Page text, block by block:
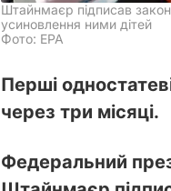
Штайнмаєр підписав
усиновлення ними дітей
Фото: EPA
Перші
через три місяці.
Федеральний